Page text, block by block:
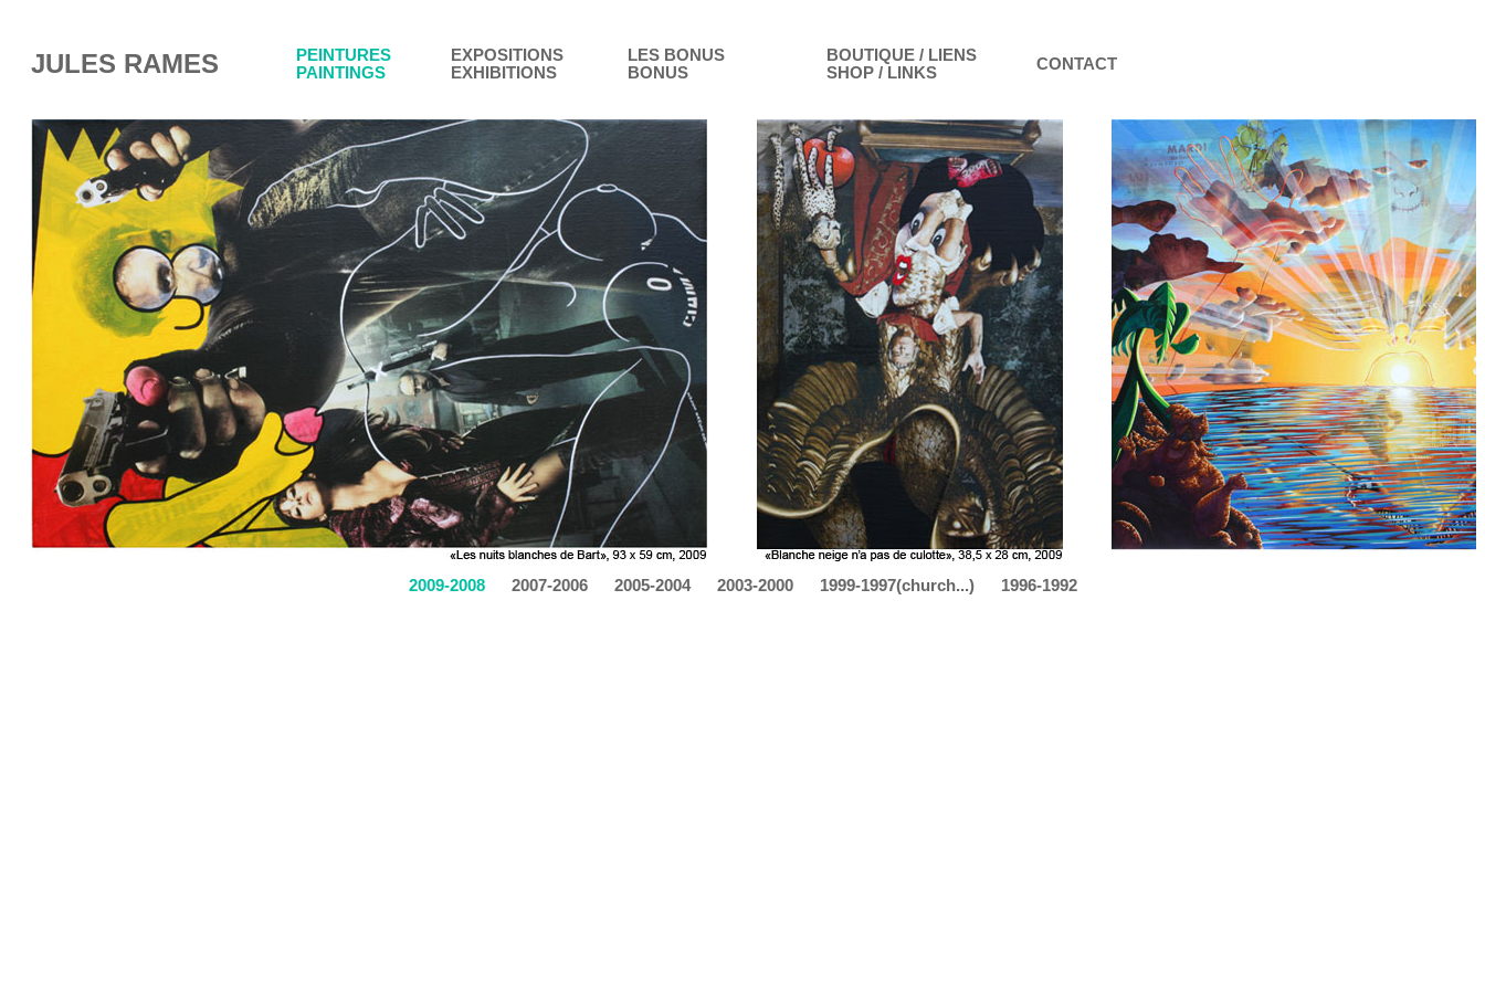
JULES RAMES
PEINTURES
PAINTINGS
EXPOSITIONS
EXHIBITIONS
LES BONUS
BONUS
BOUTIQUE / LIENS
SHOP / LINKS
CONTACT
2009-2008 2007-2006 2005-2004 2003-2000 1999-1997(church...) 1996-1992